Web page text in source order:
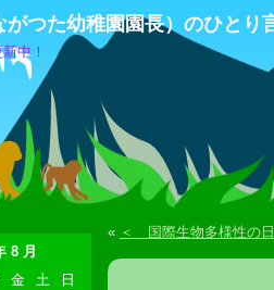
がつた幼稚園園長）のひとり
中！
« ＜ 国際生物多様性の
8月
金 土 日